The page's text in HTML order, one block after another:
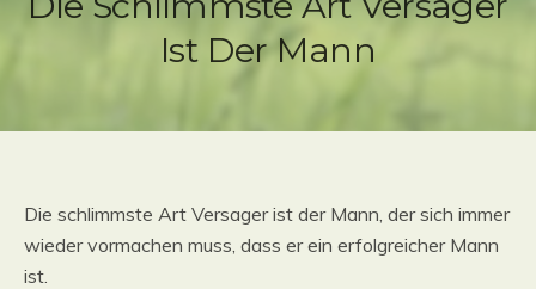
Ist Der Mann
Die schlimmste Art Versager ist der Mann, der sich immer
wieder vormachen muss, dass er ein erfolgreicher Mann
ist.